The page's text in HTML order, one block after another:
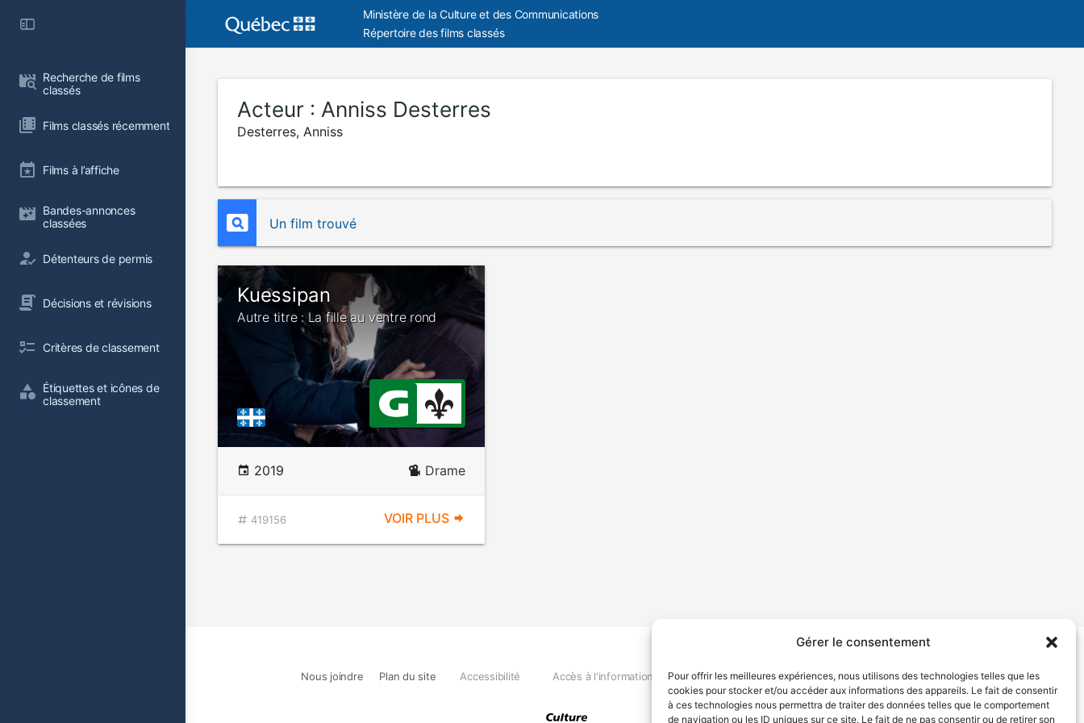
Gérer le consentement
Pour offrir les meilleures expériences, nous utilisons des technologies telles que les
cookies pour stocker et/ou accéder aux informations des appareils. Le fait de consentir
à ces technologies nous permettra de traiter des données telles que le comportement
de navigation ou les ID uniques sur ce site. Le fait de ne pas consentir ou de retirer son
Recherche de films
classés
Films classés récemment
Films à l’affiche
Bandes-annonces
classées
Détenteurs de permis
Décisions et révisions
Critères de classement
Étiquettes et icônes de
classement
Ministère de la Culture et des Communications
Répertoire des films classés
Acteur : Anniss Desterres
Desterres, Anniss
Un film trouvé
Kuessipan
Autre titre : La fille au ventre rond
2019 Drame
419156 VOIR PLUS
Nous joindre Plan du site Accessibilité Accès à l'information Déclaration de services Politique de confidentialité